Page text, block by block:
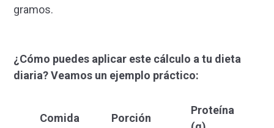
gramos.
¿Cómo puedes aplicar este cálculo a tu dieta
diaria? Veamos un ejemplo práctico:
Comida Porción
Proteína